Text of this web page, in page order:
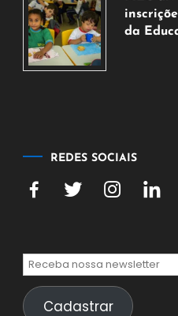
agosto
de
da
REDES SOCIAIS
Cadastrar